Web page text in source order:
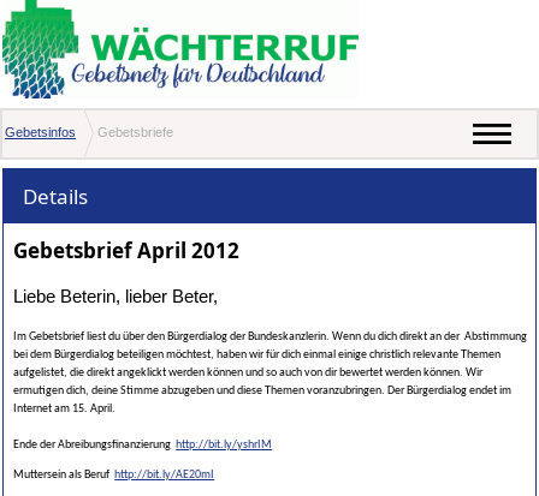
Gebetsinfos Gebetsbriefe
Details
Gebetsbrief April 2012
Liebe Beterin, lieber Beter,
Im Gebetsbrief liest du über den Bürgerdialog der Bundeskanzlerin. Wenn du dich direkt an der Abstimmung
bei dem Bürgerdialog beteiligen möchtest, haben wir für dich einmal einige christlich relevante Themen
aufgelistet, die direkt angeklickt werden können und so auch von dir bewertet werden können. Wir
ermutigen dich, deine Stimme abzugeben und diese Themen voranzubringen. Der Bürgerdialog endet im
Internet am 15. April.
Ende der Abreibungsfinanzierunghttp://bit.ly/yshrIM
Muttersein als Berufhttp://bit.ly/AE20mI